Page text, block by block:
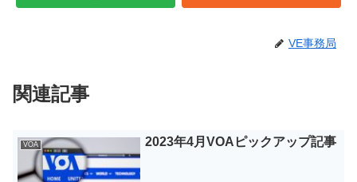
VE事務局
関連記事
VOA 2023年4月VOAピックアップ記事